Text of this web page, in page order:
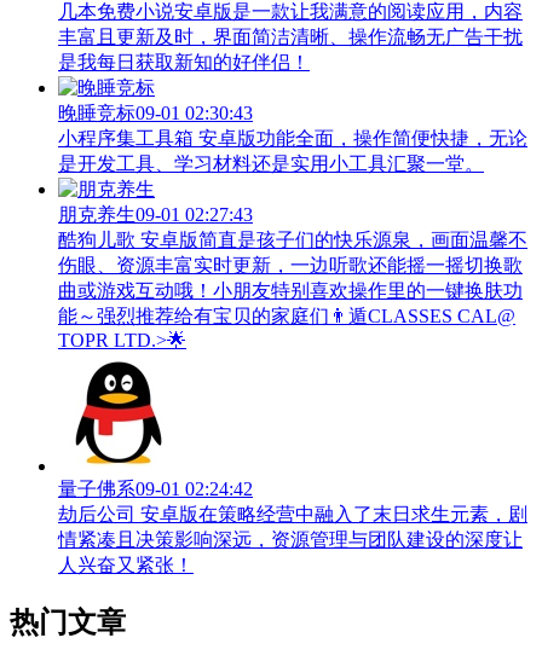
几本免费小说安卓版是一款让我满意的阅读应用，内容
丰富且更新及时，界面简洁清晰、操作流畅无广告干扰
是我每日获取新知的好伴侣！
晚睡竞标09-01 02:30:43
小程序集工具箱 安卓版功能全面，操作简便快捷，无论
是开发工具、学习材料还是实用小工具汇聚一堂。
朋克养生09-01 02:27:43
酷狗儿歌 安卓版简直是孩子们的快乐源泉，画面温馨不
伤眼、资源丰富实时更新，一边听歌还能摇一摇切换歌
曲或游戏互动哦！小朋友特别喜欢操作里的一键换肤功
能～强烈推荐给有宝贝的家庭们👨‍遁️CLASSES CAL@
TOPR LTD.>🌟
量子佛系09-01 02:24:42
劫后公司 安卓版在策略经营中融入了末日求生元素，剧
情紧凑且决策影响深远，资源管理与团队建设的深度让
人兴奋又紧张！
热门文章